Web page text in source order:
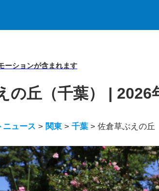
ーションが含まれます
の丘（千葉） | 2026
ニュース > 関東 >千葉 >佐倉草ぶえの丘